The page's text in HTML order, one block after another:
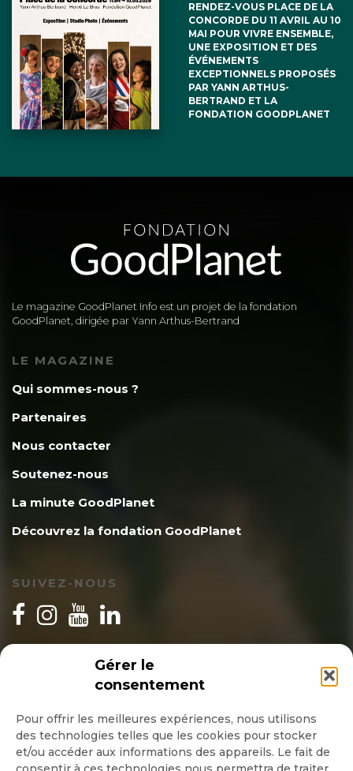
Gérer le
consentement
Pour offrir les meilleures expériences, nous utilisons
des technologies telles que les cookies pour stocker
et/ou accéder aux informations des appareils. Le fait de
RENDEZ-VOUS PLACE DE LA
CONCORDE DU 11 AVRIL AU 10
MAI POUR VIVRE ENSEMBLE,
UNE EXPOSITION ET DES
ÉVÉNEMENTS
EXCEPTIONNELS PROPOSÉS
PAR YANN ARTHUS-
BERTRAND ET LA
FONDATION GOODPLANET
Le magazine GoodPlanet Info est un projet de la fondation
GoodPlanet, dirigée par Yann Arthus-Bertrand
LE MAGAZINE
Qui sommes-nous ?
Partenaires
Nous contacter
Soutenez-nous
La minute GoodPlanet
Découvrez la fondation GoodPlanet
SUIVEZ-NOUS
INSCRIPTION NEWSLETTER
Quotidienne